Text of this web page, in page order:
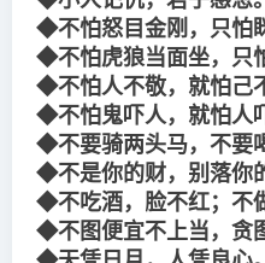
◆不怕怒目金刚，只怕
◆不怕虎狼当面坐，只
◆不怕人不敬，就怕己
◆不怕鬼吓人，就怕人
◆不要骑两头马，不要
◆不是你的财，别落你
◆不吃酒，脸不红；不
◆不图便宜不上当，贪